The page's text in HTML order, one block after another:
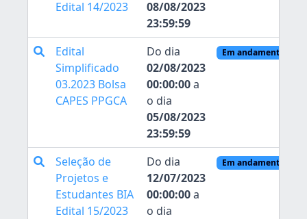
Edital 14/2023
08/08/2023
23:59:59
Edital
Simplificado
03.2023 Bolsa
CAPES PPGCA
Do dia
02/08/2023
00:00:00a
o dia
05/08/2023
23:59:59
Em andamento
Seleção de
Projetos e
Estudantes BIA
Edital 15/2023
Do dia
12/07/2023
00:00:00a
o dia
Em andamento